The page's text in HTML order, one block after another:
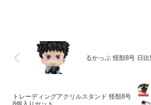
るかっぷ 怪獣8号 日比
トレーディングアクリルスタンド 怪獣8号